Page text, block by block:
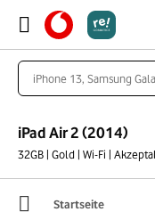
iPad Air 2 (2014)
Startseite